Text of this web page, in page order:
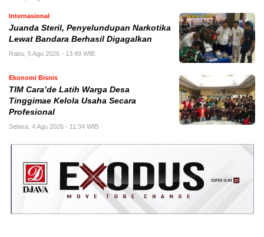
Internasional
Juanda Steril, Penyelundupan Narkotika
Lewat Bandara Berhasil Digagalkan
Rabu, 5 Agu 2026 - 13:49 WIB
Ekonomi Bisnis
TIM Cara’de Latih Warga Desa
Tinggimae Kelola Usaha Secara
Profesional
Selasa, 4 Agu 2026 - 11:34 WIB